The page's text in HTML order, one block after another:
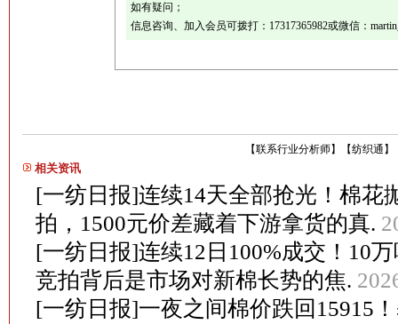
如有疑问；
信息咨询、加入会员可拨打：17317365982或微信：
【纺织通 】
【联系行业分析师】
相关资讯
[一纺日报]连续14天全部抢光！棉花
拍，1500元价差藏着下游拿货的真.
[一纺日报]连续12日100%成交！10
竞拍背后是市场对新棉长势的焦.
[一纺日报]一夜之间棉价跌回15915